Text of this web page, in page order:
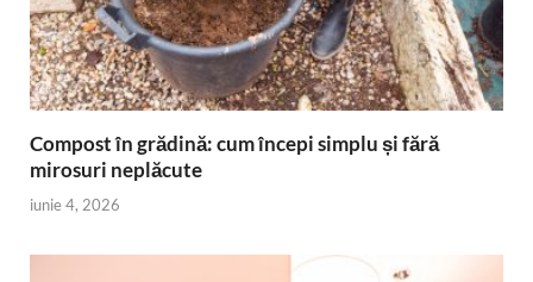
Compost în grădină: cum începi simplu și fără
mirosuri neplăcute
iunie 4, 2026